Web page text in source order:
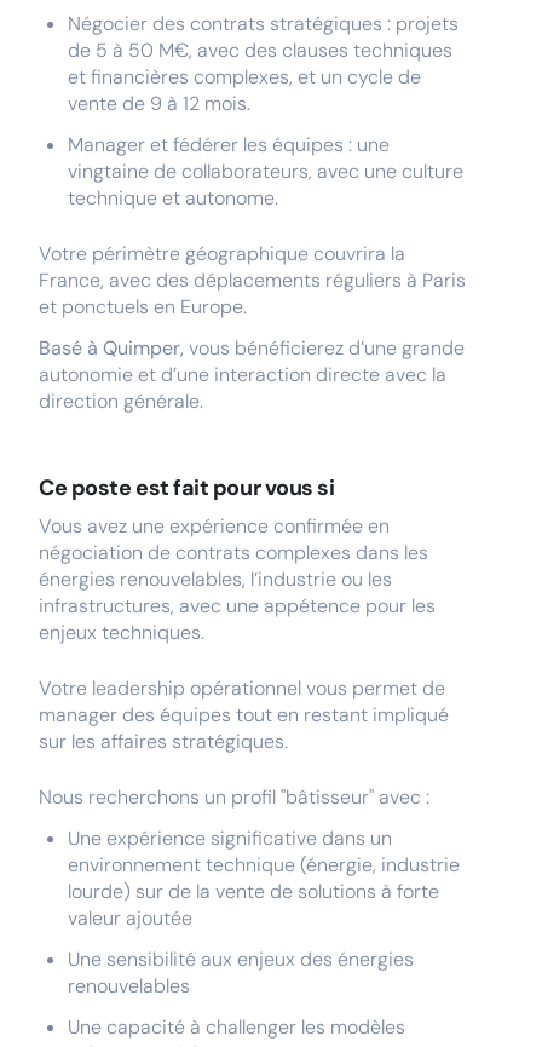
Négocier des contrats stratégiques : projets
de 5 à 50 M€, avec des clauses techniques
et financières complexes, et un cycle de
vente de 9 à 12 mois.
Manager et fédérer les équipes : une
vingtaine de collaborateurs, avec une culture
technique et autonome.
Votre périmètre géographique couvrira la
France, avec des déplacements réguliers à Paris
et ponctuels en Europe.
Basé à Quimper, vous bénéficierez d’une grande
autonomie et d’une interaction directe avec la
direction générale.
Ce poste est fait pour vous si
Vous avez une expérience confirmée en
négociation de contrats complexes dans les
énergies renouvelables, l’industrie ou les
infrastructures, avec une appétence pour les
enjeux techniques.
Votre leadership opérationnel vous permet de
manager des équipes tout en restant impliqué
sur les affaires stratégiques.
Nous recherchons un profil "bâtisseur" avec :
Une expérience significative dans un
environnement technique (énergie, industrie
lourde) sur de la vente de solutions à forte
valeur ajoutée
Une sensibilité aux enjeux des énergies
renouvelables
Une capacité à challenger les modèles